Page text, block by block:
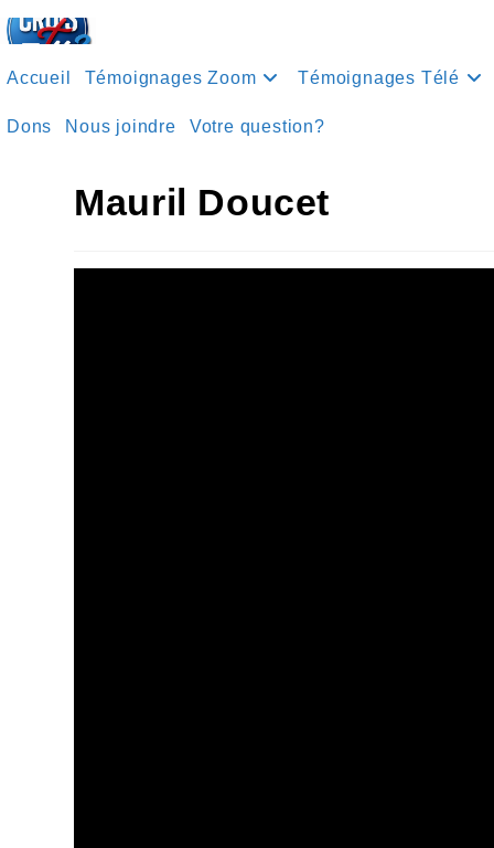
Accueil Témoignages Zoom Témoignages Télé
Dons Nous joindre Votre question?
Mauril Doucet